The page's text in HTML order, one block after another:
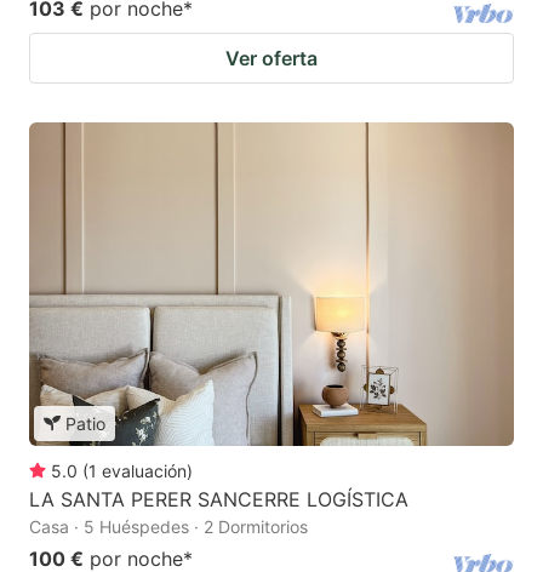
103 € por noche*
Ver oferta
Patio
5.0 (1 evaluación)
LA SANTA PERER SANCERRE LOGÍSTICA
Casa · 5 Huéspedes · 2 Dormitorios
100 € por noche*